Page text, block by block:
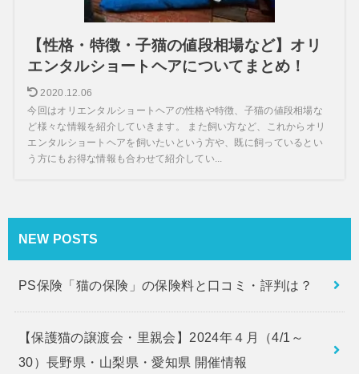
【性格・特徴・子猫の値段相場など】オリ
エンタルショートヘアについてまとめ！
2020.12.06
今回はオリエンタルショートヘアの性格や特徴、子猫の値段相場な
ど様々な情報を紹介していきます。 また飼い方など、これからオリ
エンタルショートヘアを飼いたいという方や、既に飼っているとい
う方にもお得な情報も合わせて紹介してい...
NEW POSTS
PS保険「猫の保険」の保険料と口コミ・評判は？
【保護猫の譲渡会・里親会】2024年４月（4/1～
30）長野県・山梨県・愛知県 開催情報